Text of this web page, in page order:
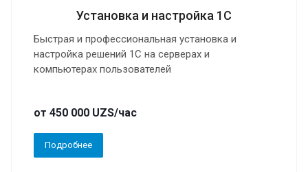
Установка и настройка 1С
Быстрая и профессиональная установка и
настройка решений 1С на серверах и
компьютерах пользователей
от 450 000 UZS/час
Подробнее